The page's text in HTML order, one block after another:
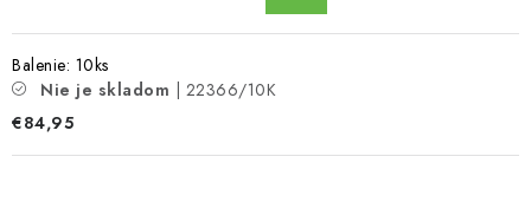
Balenie: 10ks
Nie je skladom
| 22366/10K
€84,95